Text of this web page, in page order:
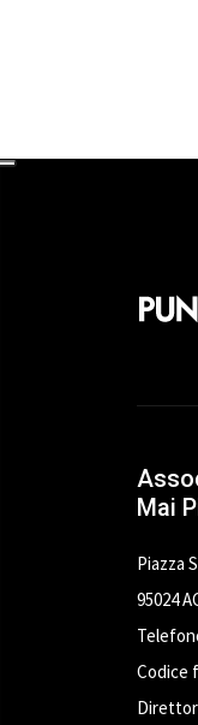
Mai
Piazza
95024
Codice